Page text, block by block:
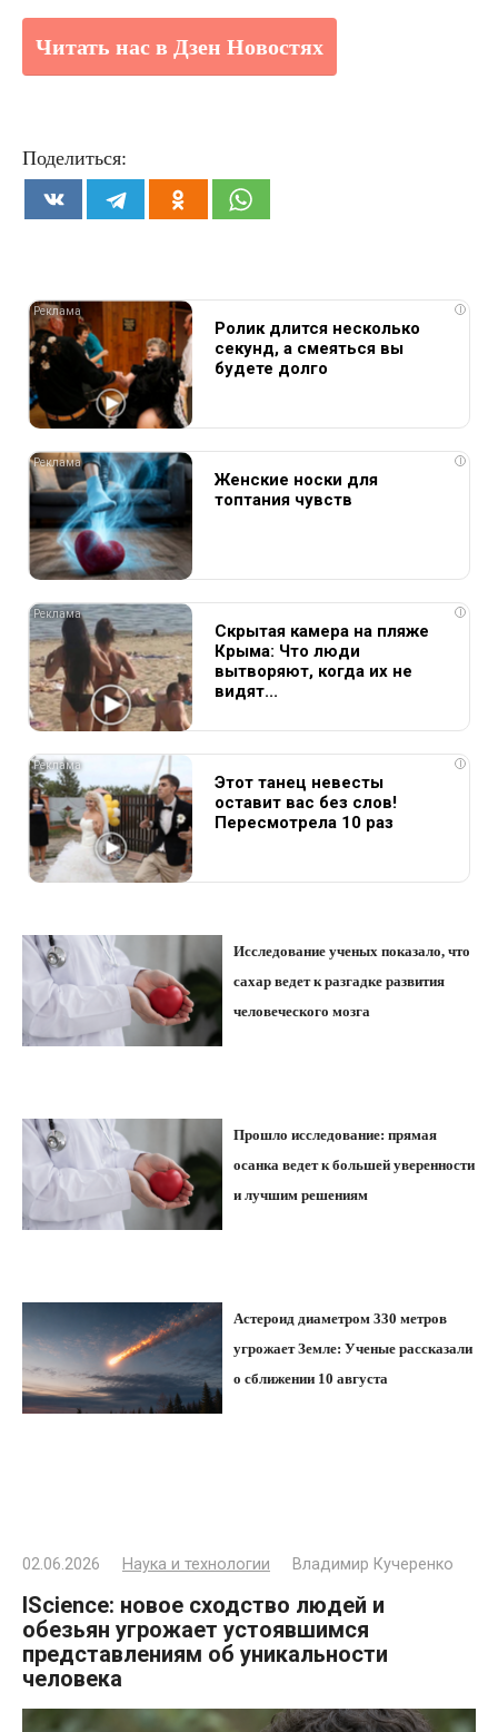
Читать нас в Дзен Новостях
Поделиться:
i
Ролик длится несколько
секунд, а смеяться вы
будете долго
i
Женские носки для
топтания чувств
i
Скрытая камера на пляже
Крыма: Что люди
вытворяют, когда их не
видят...
i
Этот танец невесты
оставит вас без слов!
Пересмотрела 10 раз
Исследование ученых показало, что
сахар ведет к разгадке развития
человеческого мозга
Прошло исследование: прямая
осанка ведет к большей уверенности
и лучшим решениям
Астероид диаметром 330 метров
угрожает Земле: Ученые рассказали
о сближении 10 августа
02.06.2026 Наука и технологии Владимир Кучеренко
IScience: новое сходство людей и
обезьян угрожает устоявшимся
представлениям об уникальности
человека